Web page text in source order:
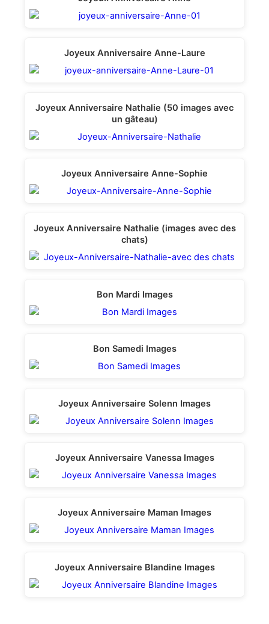
Joyeux Anniversaire Anne-Laure
Joyeux Anniversaire Nathalie (50 images avec
un gâteau)
Joyeux Anniversaire Anne-Sophie
Joyeux Anniversaire Nathalie (images avec des
chats)
Bon Mardi Images
Bon Samedi Images
Joyeux Anniversaire Solenn Images
Joyeux Anniversaire Vanessa Images
Joyeux Anniversaire Maman Images
Joyeux Anniversaire Blandine Images